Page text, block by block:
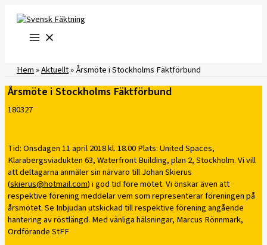
innehåll
Hem»Aktuellt»Årsmöte i Stockholms Fäktförbund
Årsmöte i Stockholms Fäktförbund
180327
Tid: Onsdagen 11 april 2018 kl. 18.00 Plats: United Spaces,
Klarabergsviadukten 63, Waterfront Building, plan 2, Stockholm. Vi vill
att deltagarna anmäler sin närvaro till Johan Skierus
(skierus@hotmail.com) i god tid före mötet. Vi önskar även att
respektive förening meddelar vem som representerar föreningen på
årsmötet. Se Inbjudan utskickad till respektive förening angående
hantering av röstlängd. Med vänliga hälsningar, Marcus Rönnmark,
Ordförande StFF